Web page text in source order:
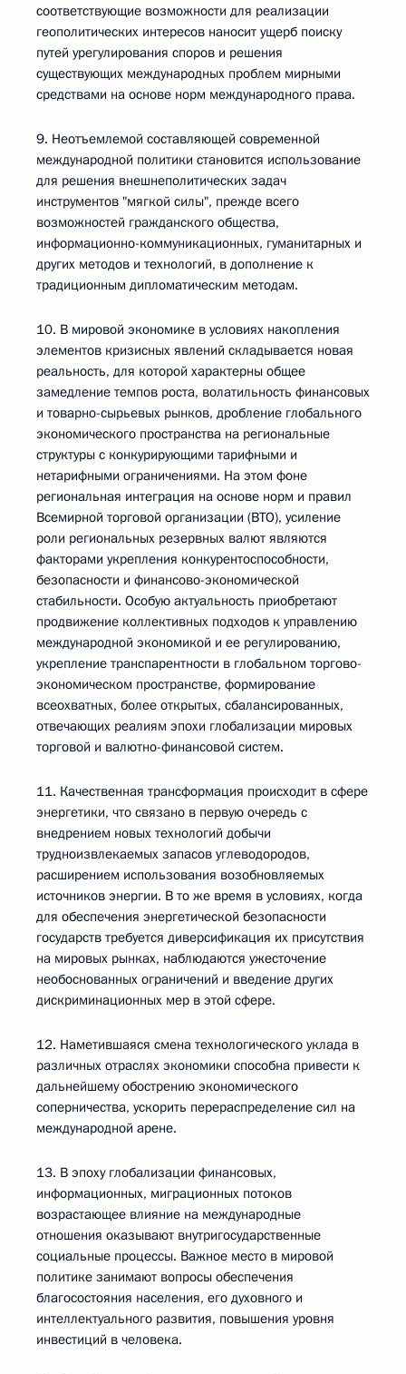
соответствующие возможности для реализации
геополитических интересов наносит ущерб поиску
путей урегулирования споров и решения
существующих международных проблем мирными
средствами на основе норм международного права.
9. Неотъемлемой составляющей современной
международной политики становится использование
для решения внешнеполитических задач
инструментов "мягкой силы", прежде всего
возможностей гражданского общества,
информационно-коммуникационных, гуманитарных и
других методов и технологий, в дополнение к
традиционным дипломатическим методам.
10. В мировой экономике в условиях накопления
элементов кризисных явлений складывается новая
реальность, для которой характерны общее
замедление темпов роста, волатильность финансовых
и товарно-сырьевых рынков, дробление глобального
экономического пространства на региональные
структуры с конкурирующими тарифными и
нетарифными ограничениями. На этом фоне
региональная интеграция на основе норм и правил
Всемирной торговой организации (ВТО), усиление
роли региональных резервных валют являются
факторами укрепления конкурентоспособности,
безопасности и финансово-экономической
стабильности. Особую актуальность приобретают
продвижение коллективных подходов к управлению
международной экономикой и ее регулированию,
укрепление транспарентности в глобальном торгово-
экономическом пространстве, формирование
всеохватных, более открытых, сбалансированных,
отвечающих реалиям эпохи глобализации мировых
торговой и валютно-финансовой систем.
11. Качественная трансформация происходит в сфере
энергетики, что связано в первую очередь с
внедрением новых технологий добычи
трудноизвлекаемых запасов углеводородов,
расширением использования возобновляемых
источников энергии. В то же время в условиях, когда
для обеспечения энергетической безопасности
государств требуется диверсификация их присутствия
на мировых рынках, наблюдаются ужесточение
необоснованных ограничений и введение других
дискриминационных мер в этой сфере.
12. Наметившаяся смена технологического уклада в
различных отраслях экономики способна привести к
дальнейшему обострению экономического
соперничества, ускорить перераспределение сил на
международной арене.
13. В эпоху глобализации финансовых,
информационных, миграционных потоков
возрастающее влияние на международные
отношения оказывают внутригосударственные
социальные процессы. Важное место в мировой
политике занимают вопросы обеспечения
благосостояния населения, его духовного и
интеллектуального развития, повышения уровня
инвестиций в человека.